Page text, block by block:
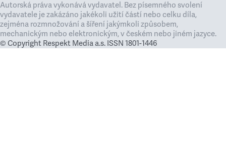
Autorská práva vykonává vydavatel. Bez písemného svolení
vydavatele je zakázáno jakékoli užití částí nebo celku díla,
zejména rozmnožování a šíření jakýmkoli způsobem,
mechanickým nebo elektronickým, v českém nebo jiném jazyce.
© Copyright Respekt Media a.s. ISSN 1801-1446